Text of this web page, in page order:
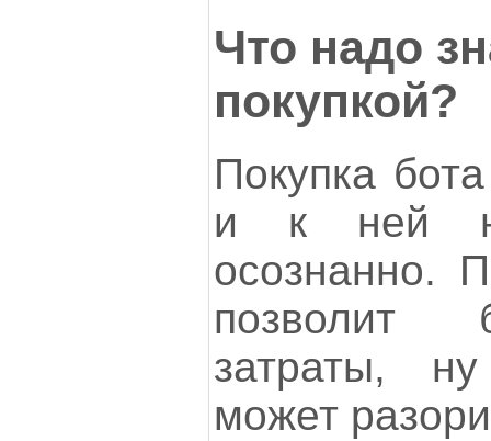
Что надо
покупкой?
Покупка
и к ней
осознанно.
позволит
затраты,
может